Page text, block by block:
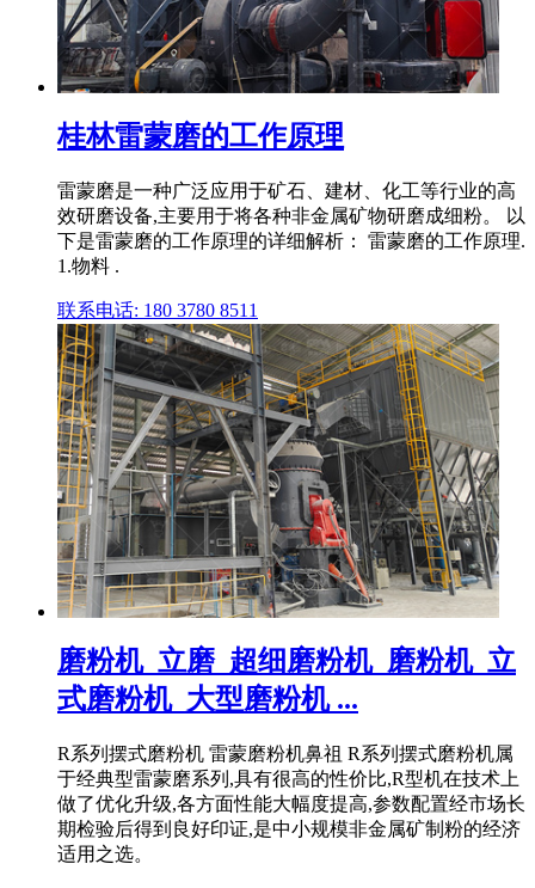
桂林雷蒙磨的工作原理
雷蒙磨是一种广泛应用于矿石、建材、化工等行业的高
效研磨设备,主要用于将各种非金属矿物研磨成细粉。 以
下是雷蒙磨的工作原理的详细解析： 雷蒙磨的工作原理.
1.物料 .
联系电话: 180 3780 8511
磨粉机_立磨_超细磨粉机_磨粉机_立
式磨粉机_大型磨粉机 ...
R系列摆式磨粉机 雷蒙磨粉机鼻祖 R系列摆式磨粉机属
于经典型雷蒙磨系列,具有很高的性价比,R型机在技术上
做了优化升级,各方面性能大幅度提高,参数配置经市场长
期检验后得到良好印证,是中小规模非金属矿制粉的经济
适用之选。